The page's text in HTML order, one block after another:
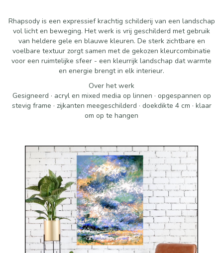
Rhapsody is een expressief krachtig schilderij van een landschap
vol licht en beweging. Het werk is vrij geschilderd met gebruik
van heldere gele en blauwe kleuren. De sterk zichtbare en
voelbare textuur zorgt samen met de gekozen kleurcombinatie
voor een ruimtelijke sfeer - een kleurrijk landschap dat warmte
en energie brengt in elk interieur.
Over het werk
Gesigneerd · acryl en mixed media op linnen · opgespannen op
stevig frame · zijkanten meegeschilderd · doekdikte 4 cm · klaar
om op te hangen